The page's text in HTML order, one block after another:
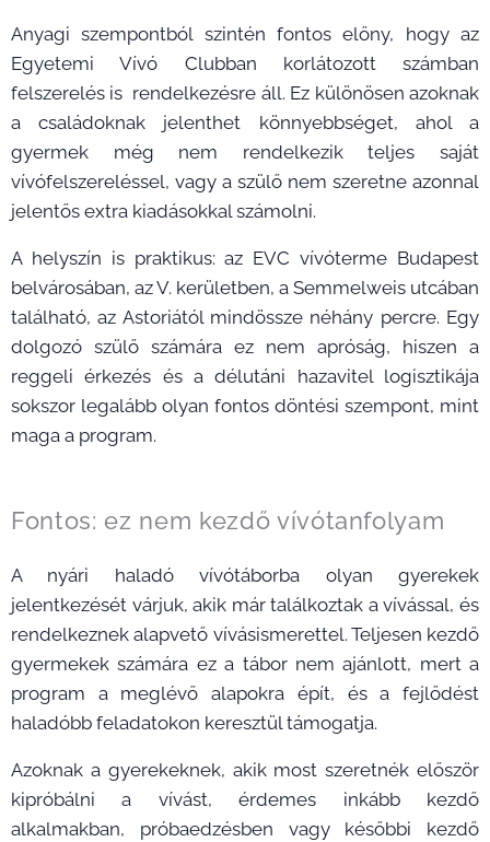
Anyagi szempontból szintén fontos előny, hogy az
Egyetemi Vívó Clubban korlátozott számban
felszerelés is rendelkezésre áll. Ez különösen azoknak
a családoknak jelenthet könnyebbséget, ahol a
gyermek még nem rendelkezik teljes saját
vívófelszereléssel, vagy a szülő nem szeretne azonnal
jelentős extra kiadásokkal számolni.
A helyszín is praktikus: az EVC vívóterme Budapest
belvárosában, az V. kerületben, a Semmelweis utcában
található, az Astoriától mindössze néhány percre. Egy
dolgozó szülő számára ez nem apróság, hiszen a
reggeli érkezés és a délutáni hazavitel logisztikája
sokszor legalább olyan fontos döntési szempont, mint
maga a program.
Fontos: ez nem kezdő vívótanfolyam
A nyári haladó vívótáborba olyan gyerekek
jelentkezését várjuk, akik már találkoztak a vívással, és
rendelkeznek alapvető vívásismerettel. Teljesen kezdő
gyermekek számára ez a tábor nem ajánlott, mert a
program a meglévő alapokra épít, és a fejlődést
haladóbb feladatokon keresztül támogatja.
Azoknak a gyerekeknek, akik most szeretnék először
kipróbálni a vívást, érdemes inkább kezdő
alkalmakban, próbaedzésben vagy későbbi kezdő